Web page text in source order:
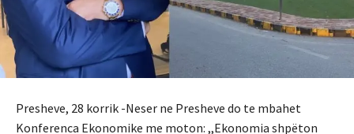
Presheve, 28 korrik -Neser ne Presheve do te mbahet
Konferenca Ekonomike me moton: ,,Ekonomia shpëton